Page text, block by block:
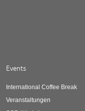
Events
International Coffee Break
Veranstaltungen